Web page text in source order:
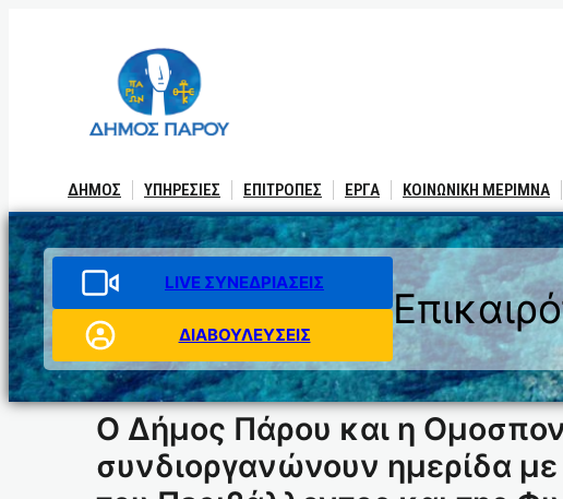
ΔΗΜΟΣ ΥΠΗΡΕΣΙΕΣ ΕΠΙΤΡΟΠΕΣ ΕΡΓΑ ΚΟΙΝΩΝΙΚΗ ΜΕΡΙΜΝΑ
LIVE ΣΥΝΕΔΡΙΑΣΕΙΣ
ΔΙΑΒΟΥΛΕΥΣΕΙΣ
Ο Δήμος Πάρου και η
συνδιοργανώνουν ημερίδα